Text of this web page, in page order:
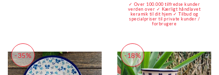
✓ Over 100.000 tilfredse kunder
verden over ✓ Kærligt håndlavet
keramik til dit hjem ✓ Tilbud og
specialpriser til private kunder /
forbrugere
-35% -18%